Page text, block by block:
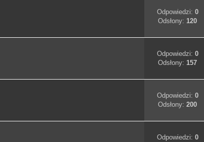
Odpowiedzi: 0
Odsłony:120
Odpowiedzi: 0
Odsłony:157
Odpowiedzi: 0
Odsłony:200
Odpowiedzi: 0